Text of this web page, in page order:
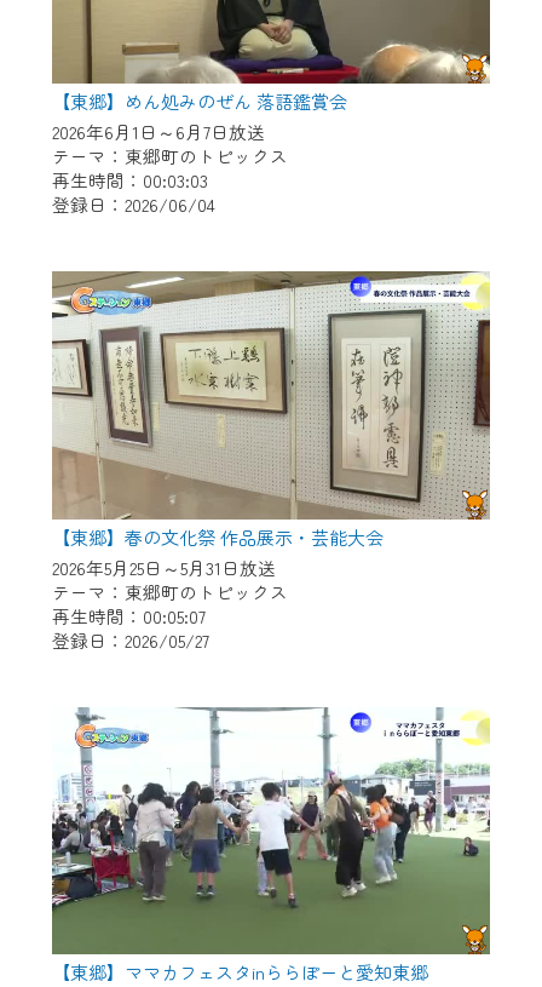
【東郷】めん処みのぜん 落語鑑賞会
2026年6月1日～6月7日放送
テーマ：東郷町のトピックス
再生時間：00:03:03
登録日：2026/06/04
【東郷】春の文化祭 作品展示・芸能大会
2026年5月25日～5月31日放送
テーマ：東郷町のトピックス
再生時間：00:05:07
登録日：2026/05/27
【東郷】ママカフェスタinららぽーと愛知東郷